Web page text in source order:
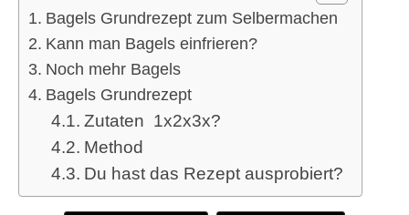
Bagels Grundrezept zum Selbermachen
Kann man Bagels einfrieren?
Noch mehr Bagels
Bagels Grundrezept
Zutaten 1x2x3x?
Method
Du hast das Rezept ausprobiert?